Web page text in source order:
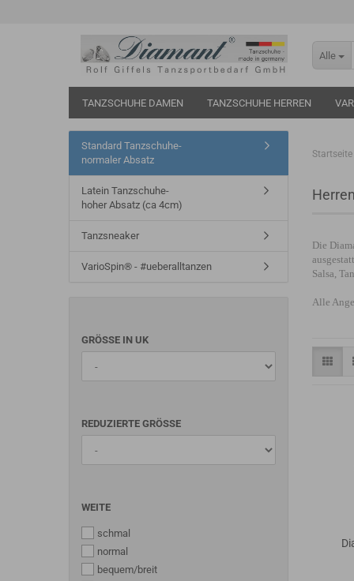
Alle
TANZSCHUHE DAMEN TANZSCHUHE HERREN
Startseite
Die
Salsa,
Alle
Standard Tanzschuhe-
normaler Absatz
Latein Tanzschuhe-
hoher Absatz (ca 4cm)
Tanzsneaker
VarioSpin® - #ueberalltanzen
GRÖSSE IN UK
REDUZIERTE GRÖSSE
WEITE
schmal
normal
bequem/breit